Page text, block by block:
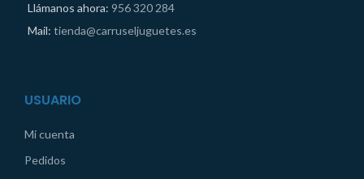
Llámanos ahora: 956 320 284
Mail: tienda@carruseljuguetes.es
USUARIO
Mi cuenta
Pedidos